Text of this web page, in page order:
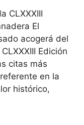
CLXXXIII
El
acogerá del
Edición
citas más
en la
histórico,